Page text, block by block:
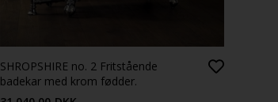
SHROPSHIRE no. 2 Fritstående
badekar med krom fødder.